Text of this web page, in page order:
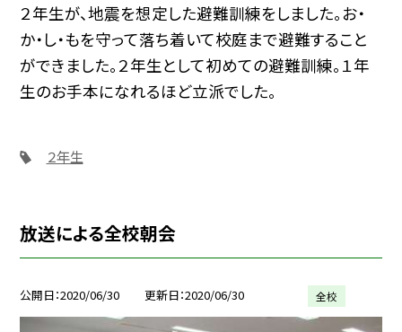
２年生が、地震を想定した避難訓練をしました。お・
か・し・もを守って落ち着いて校庭まで避難すること
ができました。２年生として初めての避難訓練。１年
生のお手本になれるほど立派でした。
２年生
放送による全校朝会
公開日 2020/06/30 更新日 2020/06/30 全校